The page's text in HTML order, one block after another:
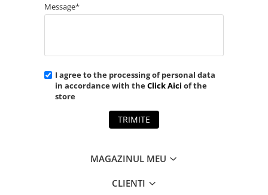
Message*
I agree to the processing of personal data
in accordance with theClick Aici of the
store
TRIMITE
MAGAZINUL MEU
CLIENTI